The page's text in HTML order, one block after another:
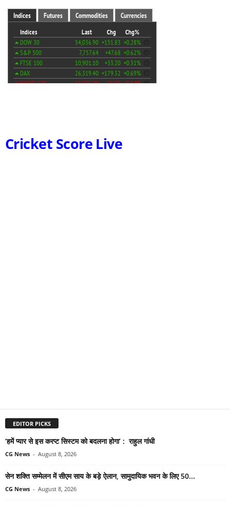
Cricket Score Live
EDITOR PICKS
‘हमें प्यार से इस करप्ट सिस्टम को बदलना होगा’ : राहुल गांधी
CG News - August 8, 2026
सेन शक्ति सम्मेलन में सीएम साय के बड़े ऐलान, सामुदायिक भवन के लिए 50...
CG News - August 8, 2026